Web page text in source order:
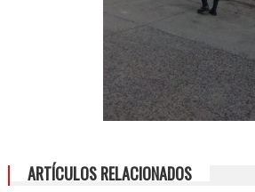
ARTÍCULOS RELACIONADOS